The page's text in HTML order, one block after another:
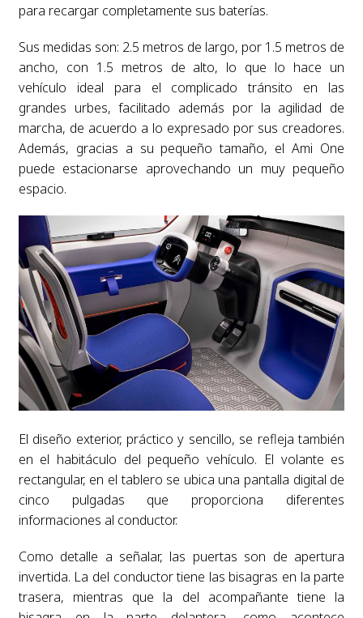
para recargar completamente sus baterías.
Sus medidas son: 2.5 metros de largo, por 1.5 metros de
ancho, con 1.5 metros de alto, lo que lo hace un
vehículo ideal para el complicado tránsito en las
grandes urbes, facilitado además por la agilidad de
marcha, de acuerdo a lo expresado por sus creadores.
Además, gracias a su pequeño tamaño, el Ami One
puede estacionarse aprovechando un muy pequeño
espacio.
El diseño exterior, práctico y sencillo, se refleja también
en el habitáculo del pequeño vehículo. El volante es
rectangular, en el tablero se ubica una pantalla digital de
cinco pulgadas que proporciona diferentes
informaciones al conductor.
Como detalle a señalar, las puertas son de apertura
invertida. La del conductor tiene las bisagras en la parte
trasera, mientras que la del acompañante tiene la